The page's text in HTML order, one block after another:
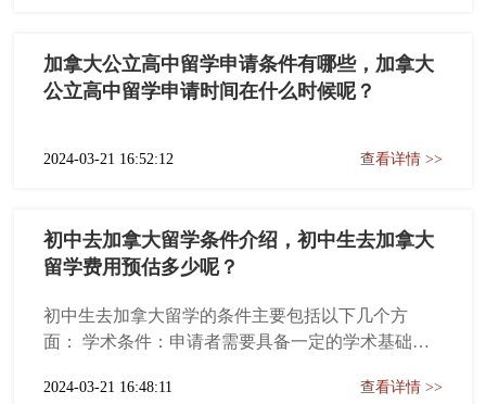
加拿大公立高中留学申请条件有哪些，加拿大
公立高中留学申请时间在什么时候呢？
2024-03-21 16:52:12 查看详情 >>
初中去加拿大留学条件介绍，初中生去加拿大
留学费用预估多少呢？
初中生去加拿大留学的条件主要包括以下几个方
面： 学术条件：申请者需要具备一定的学术基础，
还会要求学生提供会考成绩和高考成绩作为参考。
2024-03-21 16:48:11 查看详情 >>